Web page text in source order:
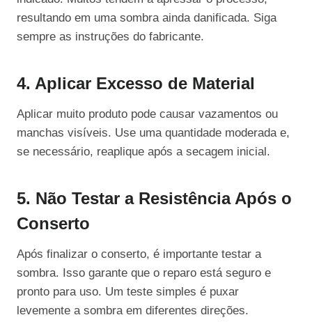
resultando em uma sombra ainda danificada. Siga
sempre as instruções do fabricante.
4. Aplicar Excesso de Material
Aplicar muito produto pode causar vazamentos ou
manchas visíveis. Use uma quantidade moderada e,
se necessário, reaplique após a secagem inicial.
5. Não Testar a Resistência Após o
Conserto
Após finalizar o conserto, é importante testar a
sombra. Isso garante que o reparo está seguro e
pronto para uso. Um teste simples é puxar
levemente a sombra em diferentes direções.